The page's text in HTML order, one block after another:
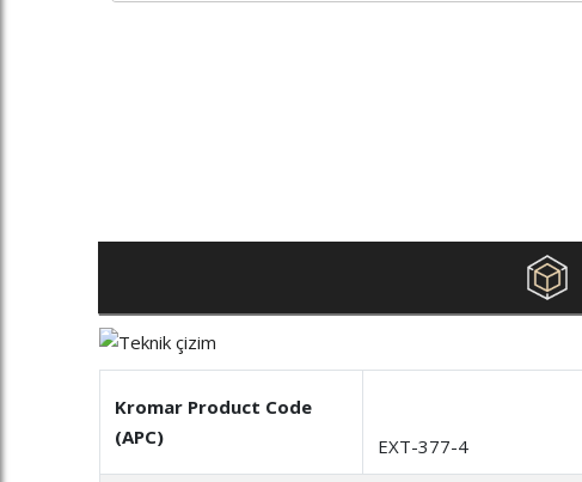
Kromar Product Code
(APC)
EXT-377-4